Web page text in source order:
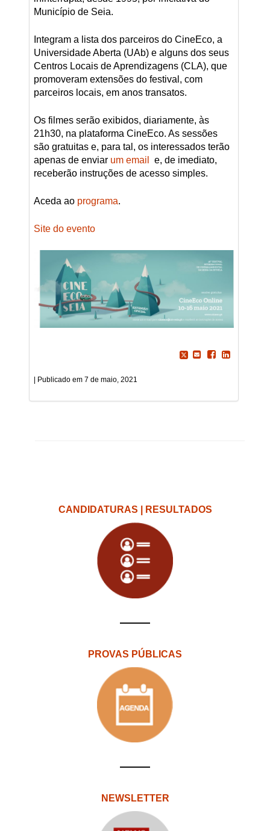
Município de Seia.
Integram a lista dos parceiros do CineEco, a
Universidade Aberta (UAb) e alguns dos seus
Centros Locais de Aprendizagens (CLA), que
promoveram extensões do festival, com
parceiros locais, em anos transatos.
Os filmes serão exibidos, diariamente, às
21h30, na plataforma CineEco. As sessões
são gratuitas e, para tal, os interessados terão
apenas de enviar um email
e, de imediato,
receberão instruções de acesso simples.
Aceda ao programa.
Site do evento
7 de maio, 2021
CANDIDATURAS | RESULTADOS
PROVAS PÚBLICAS
NEWSLETTER